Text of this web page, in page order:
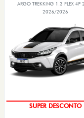
ARGO TREKKING 1.3 FLEX 4P
2026/2026
SUPER DESCONTO